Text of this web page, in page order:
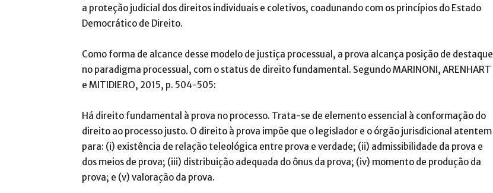
a proteção judicial dos direitos individuais e coletivos, coadunando com os princípios do Estado
Democrático de Direito.
Como forma de alcance desse modelo de justiça processual, a prova alcança posição de destaque
no paradigma processual, com o status de direito fundamental. Segundo MARINONI, ARENHART
e MITIDIERO, 2015, p. 504-505:
Há direito fundamental à prova no processo. Trata-se de elemento essencial à conformação do
direito ao processo justo. O direito à prova impõe que o legislador e o órgão jurisdicional atentem
para: (i) existência de relação teleológica entre prova e verdade; (ii) admissibilidade da prova e
dos meios de prova; (iii) distribuição adequada do ônus da prova; (iv) momento de produção da
prova; e (v) valoração da prova.